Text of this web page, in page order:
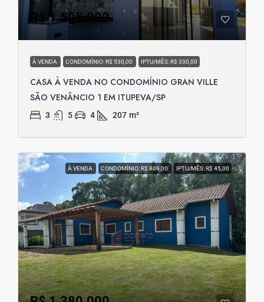
R$ 1.595.000
À VENDA CONDOMÍNIO: R$ 530,00 IPTU/MÊS: R$ 330,00
CASA À VENDA NO CONDOMÍNIO GRAN VILLE
SÃO VENÂNCIO 1 EM ITUPEVA/SP
3 5 4 207 m²
À VENDA CONDOMÍNIO: R$ 809,00 IPTU/MÊS: R$ 45,00